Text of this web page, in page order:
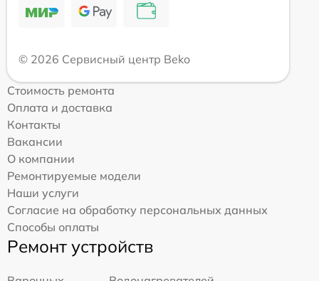
© 2026 Сервисный центр Beko
Стоимость ремонта
Оплата и доставка
Контакты
Вакансии
О компании
Ремонтируемые модели
Наши услуги
Согласие на обработку персональных данных
Способы оплаты
Ремонт устройств